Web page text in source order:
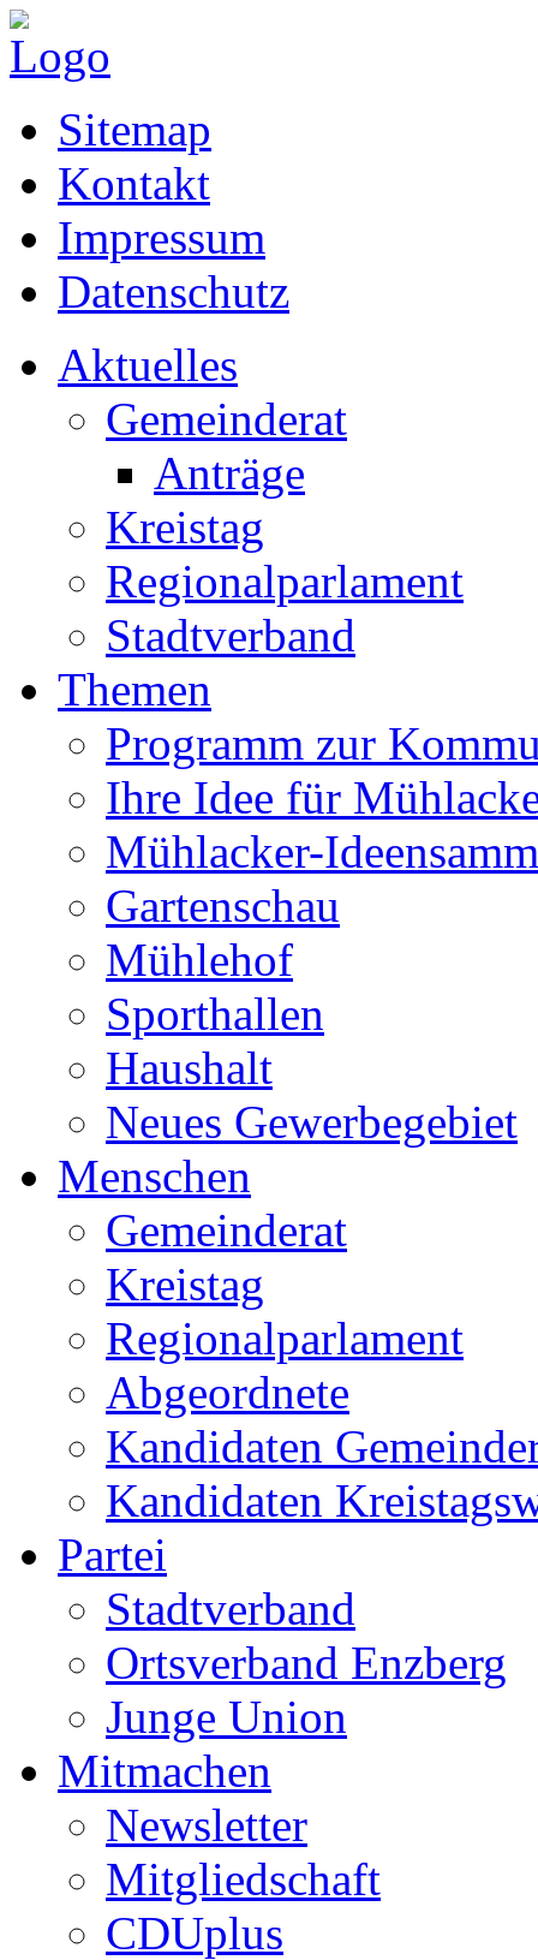
Sitemap
Kontakt
Impressum
Datenschutz
Aktuelles
Gemeinderat
Anträge
Kreistag
Regionalparlament
Stadtverband
Themen
Programm zur
Ihre Idee für
Mühlacker-
Gartenschau
Mühlehof
Sporthallen
Haushalt
Neues Gewerbegebiet
Menschen
Gemeinderat
Kreistag
Regionalparlament
Abgeordnete
Kandidaten
Kandidaten
Partei
Stadtverband
Ortsverband Enzberg
Junge Union
Mitmachen
Newsletter
Mitgliedschaft
CDUplus